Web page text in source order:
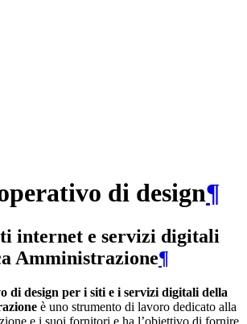
di design¶
internet e servizi digitali
Amministrazione¶
di design per i siti e i servizi digitali della
è uno strumento di lavoro dedicato alla
e i suoi fornitori e ha l’obiettivo di fornire